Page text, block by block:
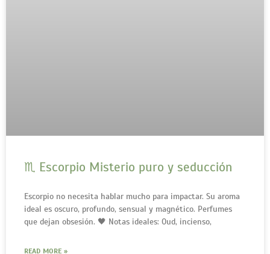
♏ Escorpio Misterio puro y seducción
Escorpio no necesita hablar mucho para impactar. Su aroma
ideal es oscuro, profundo, sensual y magnético. Perfumes
que dejan obsesión. 🖤 Notas ideales: Oud, incienso,
READ MORE »